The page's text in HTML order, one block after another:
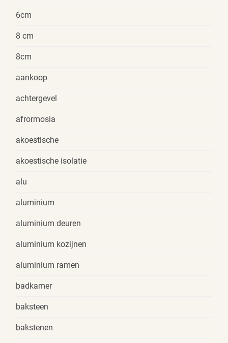
6cm
8 cm
8cm
aankoop
achtergevel
afrormosia
akoestische
akoestische isolatie
alu
aluminium
aluminium deuren
aluminium kozijnen
aluminium ramen
badkamer
baksteen
bakstenen